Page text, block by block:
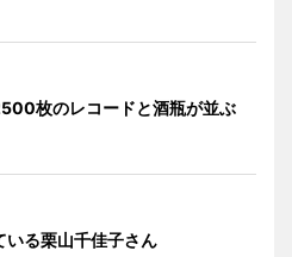
枚のレコードと酒瓶が並ぶ
いる栗山千佳子さん